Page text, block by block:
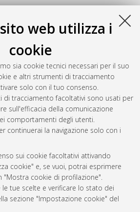
web utilizza i
cookie
sia cookie tecnici necessari per il suo
e altri strumenti di tracciamento
solo con il tuo consenso.
di tracciamento facoltativi sono usati per
sull'efficacia della comunicazione
comportamenti degli utenti.
continuerai la navigazione solo con i
sui cookie facoltativi attivando
cookie" e, se vuoi, potrai esprimere
"Mostra cookie di profilazione".
tue scelte e verificare lo stato dei
sezione "Impostazione cookie" del
Improving the cosmic distance
of the Large Magellanic Cloud
Mater Studiorum Università di
ricerca inAstronomia, 27 Ciclo. DOI
6733.
generata il Wed Aug 5 20:47:08 2026